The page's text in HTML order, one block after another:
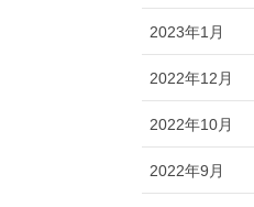
2023年1月
2022年12月
2022年10月
2022年9月